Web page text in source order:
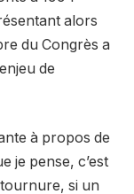
alors
du Congrès a
de
à propos de
je pense, c’est
si un